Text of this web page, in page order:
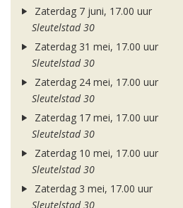
Zaterdag 7 juni, 17.00 uur
Sleutelstad 30
Zaterdag 31 mei, 17.00 uur
Sleutelstad 30
Zaterdag 24 mei, 17.00 uur
Sleutelstad 30
Zaterdag 17 mei, 17.00 uur
Sleutelstad 30
Zaterdag 10 mei, 17.00 uur
Sleutelstad 30
Zaterdag 3 mei, 17.00 uur
Sleutelstad 30